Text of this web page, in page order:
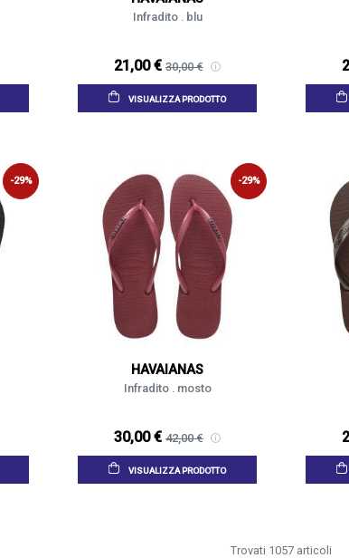
Infradito . blu
21,00 € 30,00 €
VISUALIZZA PRODOTTO
-29% -29%
HAVAIANAS
Infradito . mosto
30,00 € 42,00 €
VISUALIZZA PRODOTTO
Trovati 1057 articoli